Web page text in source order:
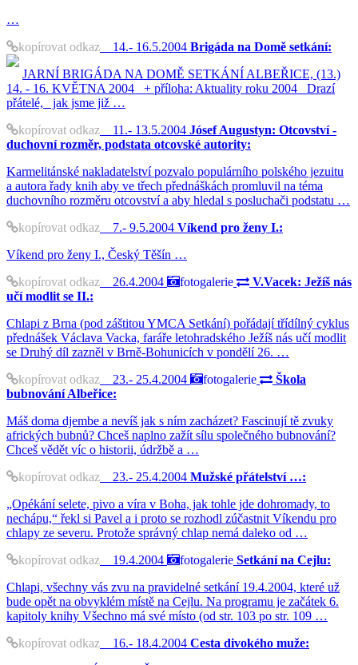
…
kopírovat odkaz 14.- 16.5.2004 Brigáda na Domě setkání:
JARNÍ BRIGÁDA NA DOMĚ SETKÁNÍ ALBEŘICE, (13.)
14. - 16. KVĚTNA 2004 + příloha: Aktuality roku 2004 Drazí
přátelé, jak jsme již …
kopírovat odkaz 11.- 13.5.2004 Jósef Augustyn: Otcovství -
duchovní rozměr, podstata otcovské autority:
Karmelitánské nakladatelství pozvalo populárního polského jezuitu
a autora řady knih aby ve třech přednáškách promluvil na téma
duchovního rozměru otcovství a aby hledal s posluchači podstatu …
kopírovat odkaz 7.- 9.5.2004 Víkend pro ženy I.:
Víkend pro ženy I., Český Těšín …
kopírovat odkaz 26.4.2004 fotogalerie
V.Vacek: Ježíš nás
učí modlit se II.:
Chlapi z Brna (pod záštitou YMCA Setkání) pořádají třídílný cyklus
přednášek Václava Vacka, faráře letohradského Ježíš nás učí modlit
se Druhý díl zazněl v Brně-Bohunicích v pondělí 26. …
kopírovat odkaz 23.- 25.4.2004 fotogalerie
Škola
bubnování Albeřice:
Máš doma djembe a nevíš jak s ním zacházet? Fascinují tě zvuky
afrických bubnů? Chceš naplno zažít sílu společného bubnování?
Chceš vědět víc o historii, údržbě a …
kopírovat odkaz 23.- 25.4.2004 Mužské přátelství …:
„Opékání selete, pivo a víra v Boha, jak tohle jde dohromady, to
nechápu,“ řekl si Pavel a i proto se rozhodl zúčastnit Víkendu pro
chlapy ze severu. Protože správný chlap nemá daleko od …
kopírovat odkaz 19.4.2004 fotogalerie Setkání na Cejlu:
Chlapi, všechny vás zvu na pravidelné setkání 19.4.2004, které už
bude opět na obvyklém místě na Cejlu. Na programu je začátek 6.
kapitoly knihy Všechno má své místo (od str. 103 po str. 109 …
kopírovat odkaz 16.- 18.4.2004 Cesta divokého muže: